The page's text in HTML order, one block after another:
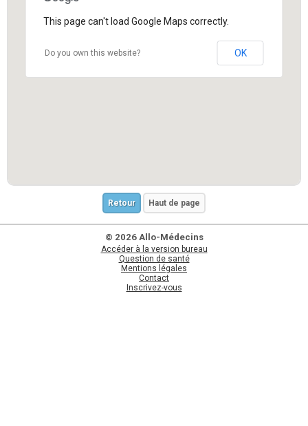
This page can't load Google Maps correctly.
Do you own this website? OK
Retour Haut de page
© 2026 Allo-Médecins
Accéder à la version bureau
Question de santé
Mentions légales
Contact
Inscrivez-vous